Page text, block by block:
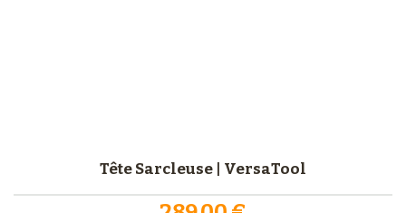
Tête Sarcleuse | VersaTool